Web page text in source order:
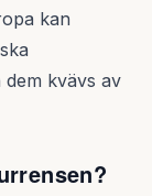
kan
kvävs av